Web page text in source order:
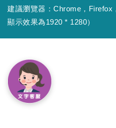
建議瀏覽器：Chrome，
顯示效果為1920 * 1280）